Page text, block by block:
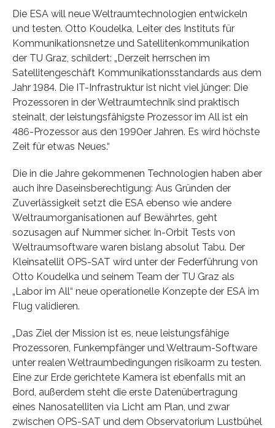
Die ESA will neue Weltraumtechnologien entwickeln
und testen. Otto Koudelka, Leiter des Instituts für
Kommunikationsnetze und Satellitenkommunikation
der TU Graz, schildert: „Derzeit herrschen im
Satellitengeschäft Kommunikationsstandards aus dem
Jahr 1984. Die IT-Infrastruktur ist nicht viel jünger: Die
Prozessoren in der Weltraumtechnik sind praktisch
steinalt, der leistungsfähigste Prozessor im All ist ein
486-Prozessor aus den 1990er Jahren. Es wird höchste
Zeit für etwas Neues.“
Die in die Jahre gekommenen Technologien haben aber
auch ihre Daseinsberechtigung: Aus Gründen der
Zuverlässigkeit setzt die ESA ebenso wie andere
Weltraumorganisationen auf Bewährtes, geht
sozusagen auf Nummer sicher. In-Orbit Tests von
Weltraumsoftware waren bislang absolut Tabu. Der
Kleinsatellit OPS-SAT wird unter der Federführung von
Otto Koudelka und seinem Team der TU Graz als
„Labor im All“ neue operationelle Konzepte der ESA im
Flug validieren.
„Das Ziel der Mission ist es, neue leistungsfähige
Prozessoren, Funkempfänger und Weltraum-Software
unter realen Weltraumbedingungen risikoarm zu testen.
Eine zur Erde gerichtete Kamera ist ebenfalls mit an
Bord, außerdem steht die erste Datenübertragung
eines Nanosatelliten via Licht am Plan, und zwar
zwischen OPS-SAT und dem Observatorium Lustbühel